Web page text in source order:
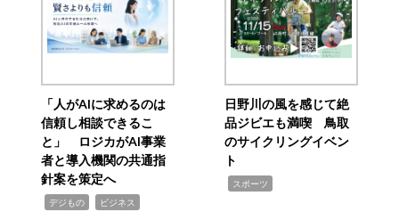
「人がAIに求めるのは
信頼し相談できるこ
と」 ロジカがAI事業
者と導入機関の共通指
針案を策定へ
デジもの ビジネス
日野川の風を感じて絶
品ジビエも満喫 鳥取
のサイクリングイベン
ト
スポーツ